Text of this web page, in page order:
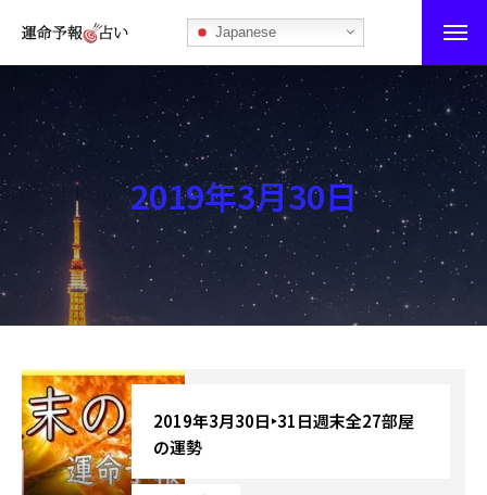
Japanese
運命予報占い
運命予報占いとは
あなたの所属部屋を探そう！
最恐の相性占い
秘伝公開！吉凶カレンダー
記事カテゴリー
ブログ
お知らせ
2019年3月30日
2019年3月30日‣31日週末全27部屋
の運勢